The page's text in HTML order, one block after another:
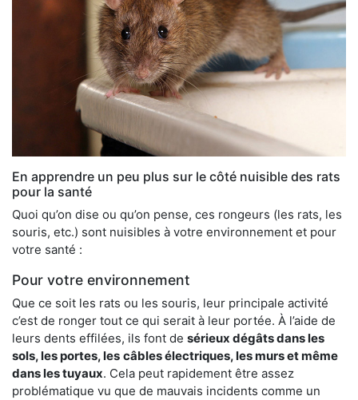
En apprendre un peu plus sur le côté nuisible des rats
pour la santé
Quoi qu’on dise ou qu’on pense, ces rongeurs (les rats, les
souris, etc.) sont nuisibles à votre environnement et pour
votre santé :
Pour votre environnement
Que ce soit les rats ou les souris, leur principale activité
c’est de ronger tout ce qui serait à leur portée. À l’aide de
leurs dents effilées, ils font de sérieux dégâts dans les
sols, les portes, les câbles électriques, les murs et même
dans les tuyaux. Cela peut rapidement être assez
problématique vu que de mauvais incidents comme un